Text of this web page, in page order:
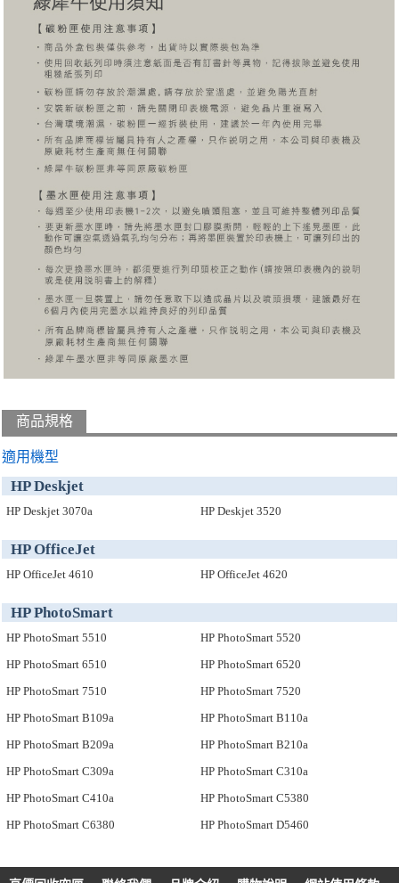
商品規格
適用機型
HP Deskjet
HP Deskjet 3070a HP Deskjet 3520
HP OfficeJet
HP OfficeJet 4610 HP OfficeJet 4620
HP PhotoSmart
HP PhotoSmart 5510
HP PhotoSmart 5520
HP PhotoSmart 6510
HP PhotoSmart 6520
HP PhotoSmart 7510
HP PhotoSmart 7520
HP PhotoSmart B109a
HP PhotoSmart B110a
HP PhotoSmart B209a
HP PhotoSmart B210a
HP PhotoSmart C309a
HP PhotoSmart C310a
HP PhotoSmart C410a
HP PhotoSmart C5380
HP PhotoSmart C6380
HP PhotoSmart D5460